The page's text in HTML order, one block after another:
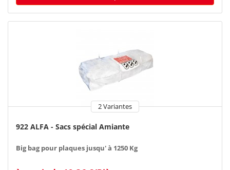
2 Variantes
922 ALFA - Sacs spécial Amiante
Big bag pour plaques jusqu' à 1250 Kg